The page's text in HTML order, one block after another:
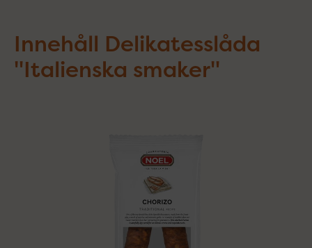
Innehåll Delikatesslåda
"Italienska smaker"